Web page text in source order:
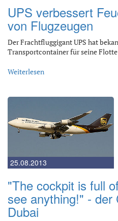
UPS verbessert
von Flugzeugen
Der Frachtfluggigant UPS hat
Transportcontainer für seine
Weiterlesen
25.08.2013
"The cockpit is full
see anything!" - der
Dubai